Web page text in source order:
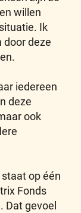
willen
Ik
door deze
iedereen
deze
ook
op één
Fonds
Dat gevoel